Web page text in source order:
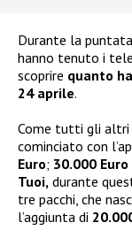
Durante la
hanno tenuto i
scoprire quanto
24 aprile.
Come tutti gli altri
cominciato con
Euro; 30.000 Euro
Tuoi, durante
tre pacchi, che
l’aggiunta di